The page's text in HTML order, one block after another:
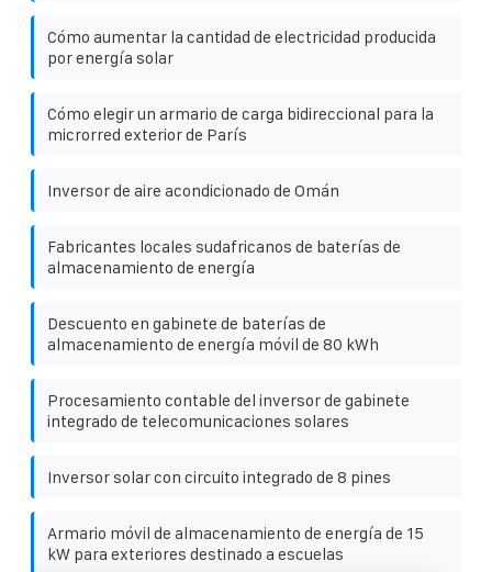
Cómo aumentar la cantidad de electricidad producida
por energía solar
Cómo elegir un armario de carga bidireccional para la
microrred exterior de París
Inversor de aire acondicionado de Omán
Fabricantes locales sudafricanos de baterías de
almacenamiento de energía
Descuento en gabinete de baterías de
almacenamiento de energía móvil de 80 kWh
Procesamiento contable del inversor de gabinete
integrado de telecomunicaciones solares
Inversor solar con circuito integrado de 8 pines
Armario móvil de almacenamiento de energía de 15
kW para exteriores destinado a escuelas